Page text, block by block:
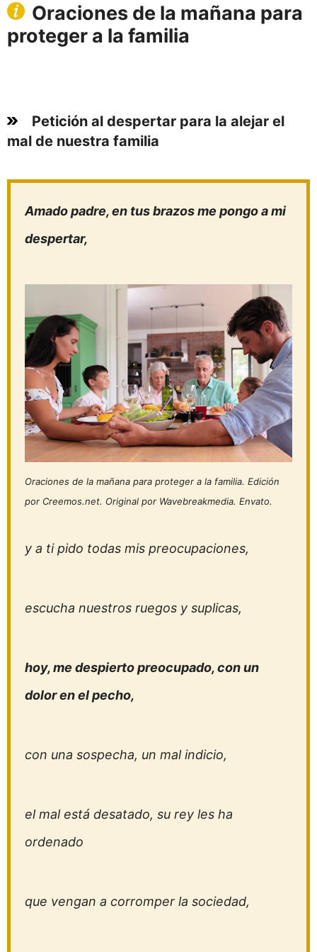
Oraciones de la mañana para
proteger a la familia
Petición al despertar para la alejar el
mal de nuestra familia
Amado padre, en tus brazos me pongo a mi
despertar,
Oraciones de la mañana para proteger a la familia. Edición
por Creemos.net. Original por Wavebreakmedia. Envato.
y a ti pido todas mis preocupaciones,
escucha nuestros ruegos y suplicas,
hoy, me despierto preocupado, con un
dolor en el pecho,
con una sospecha, un mal indicio,
el mal está desatado, su rey les ha
ordenado
que vengan a corromper la sociedad,